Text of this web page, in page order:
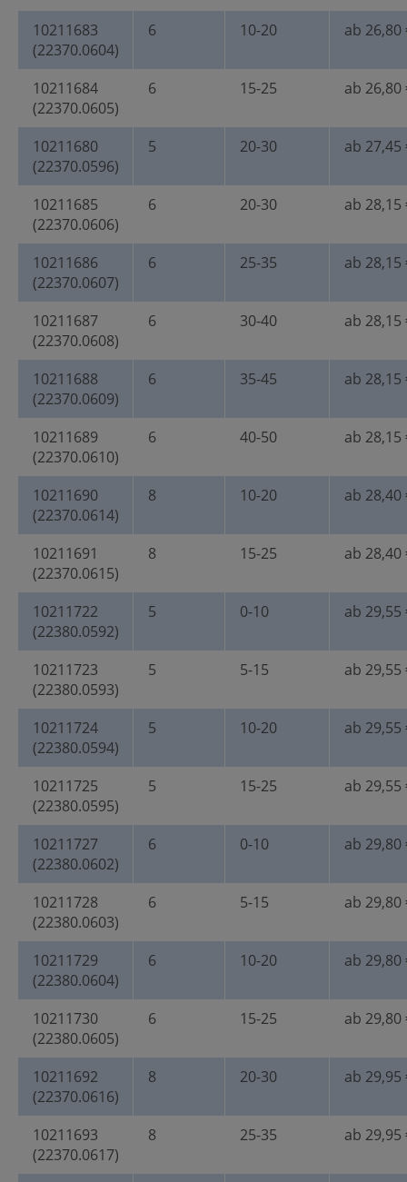
10211683
(22370.0604)
6 10-20 ab 26,80
10211684
(22370.0605)
6 15-25 ab 26,80
10211680
(22370.0596)
5 20-30 ab 27,45
10211685
(22370.0606)
6 20-30 ab 28,15
10211686
(22370.0607)
6 25-35 ab 28,15
10211687
(22370.0608)
6 30-40 ab 28,15
10211688
(22370.0609)
6 35-45 ab 28,15
10211689
(22370.0610)
6 40-50 ab 28,15
10211690
(22370.0614)
8 10-20 ab 28,40
10211691
(22370.0615)
8 15-25 ab 28,40
10211722
(22380.0592)
5 0-10 ab 29,55
10211723
(22380.0593)
5 5-15 ab 29,55
10211724
(22380.0594)
5 10-20 ab 29,55
10211725
(22380.0595)
5 15-25 ab 29,55
10211727
(22380.0602)
6 0-10 ab 29,80
10211728
(22380.0603)
6 5-15 ab 29,80
10211729
(22380.0604)
6 10-20 ab 29,80
10211730
(22380.0605)
6 15-25 ab 29,80
10211692
(22370.0616)
8 20-30 ab 29,95
10211693
(22370.0617)
8 25-35 ab 29,95